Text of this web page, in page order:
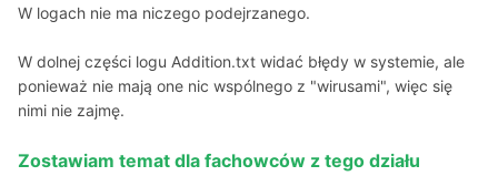
W logach nie ma niczego podejrzanego.
W dolnej części logu Addition.txt widać błędy w systemie, ale
ponieważ nie mają one nic wspólnego z "wirusami", więc się
nimi nie zajmę.
Zostawiam temat dla fachowców z tego działu